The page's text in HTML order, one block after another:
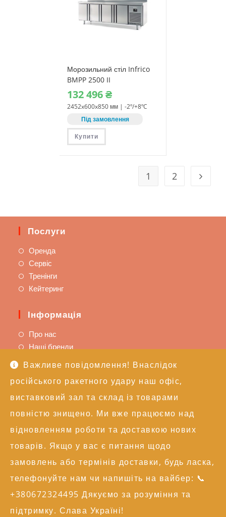
Важливе повідомлення! Внаслідок
російського ракетного удару наш офіс,
виставковий зал та склад із товарами
повністю знищено. Ми вже працюємо над
відновленням роботи та доставкою нових
товарів. Якщо у вас є питання щодо
замовлень або термінів доставки, будь ласка,
телефонуйте нам чи напишіть на вайбер: 📞
+380672324495 Дякуємо за розуміння та
підтримку. Слава Україні!
Морозильний стіл Infrico
BMPP 2500 II
132‎ 496₴
2452x600x850 мм | -2º/+8ºC
Під замовлення
Купити
1 2
Послуги
Оренда
Сервіс
Тренінги
Кейтеринг
Інформація
Про нас
Наші бренди
Доставка та оплата
Техпідтримка
Контакти
+38 (050) 246-17-15
info@alexgroupe.com